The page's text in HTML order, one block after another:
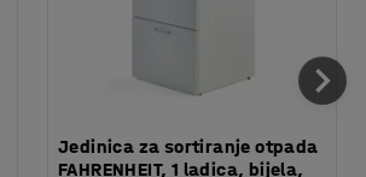
Jedinica za sortiranje otpada
FAHRENHEIT, 1 ladica, bijela,